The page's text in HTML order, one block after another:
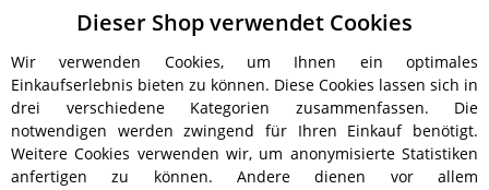
Versandinformationen
Dieser Shop verwendet Cookies
Wir verwenden Cookies, um Ihnen ein optimales
Einkaufserlebnis bieten zu können. Diese Cookies lassen sich in
drei verschiedene Kategorien zusammenfassen. Die
notwendigen werden zwingend für Ihren Einkauf benötigt.
Weitere Cookies verwenden wir, um anonymisierte Statistiken
anfertigen zu können. Andere dienen vor allem